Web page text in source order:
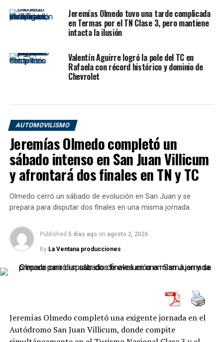
los entrenamientos, pero un error en la clasificación
condicionó todo su fin de semana. Sin embargo, logró
recuperarse durante el domingo para rescatar puntos
de altísimo nivel.
Desde la primera salida a pista, Olmedo demostró que
tenía potencial para pelear por los puestos de
privilegio.
Las condiciones climáticas fueron muy complicadas. La
neblina y la llovizna permanente redujeron
considerablemente la adherencia del circuito
rápidamente.
Los resultados fueron contundentes:
1° en el primer entrenamiento.
Todo hacía pensar que podía pelear por la pole
position.
Jeremías Olmedo tuvo una tarde complicada
en Termas por el TN Clase 3, pero mantiene
intacta la ilusión
Valentín Aguirre logró la pole del TC en
Rafaela con récord histórico y dominio de
Chevrolet
AUTOMOVILISMO
Jeremías Olmedo completó un
sábado intenso en San Juan Villicum
y afrontará dos finales en TN y TC
Olmedo cerró un sábado de evolución en San Juan y se
prepara para disputar dos finales en una misma jornada.
Published 5 días ago on agosto 2, 2026
By La Ventana producciones
Jeremías Olmedo completó una exigente jornada en el
Autódromo San Juan Villicum, donde compite